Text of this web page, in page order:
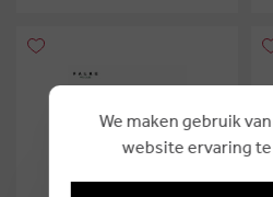
We maken gebruik van
website ervaring